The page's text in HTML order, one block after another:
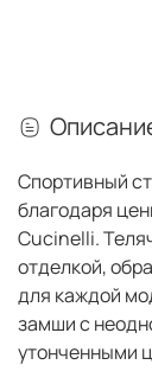
Спортивный
благодаря
Cucinelli.
отделкой,
для каждой
замши с
утонченными